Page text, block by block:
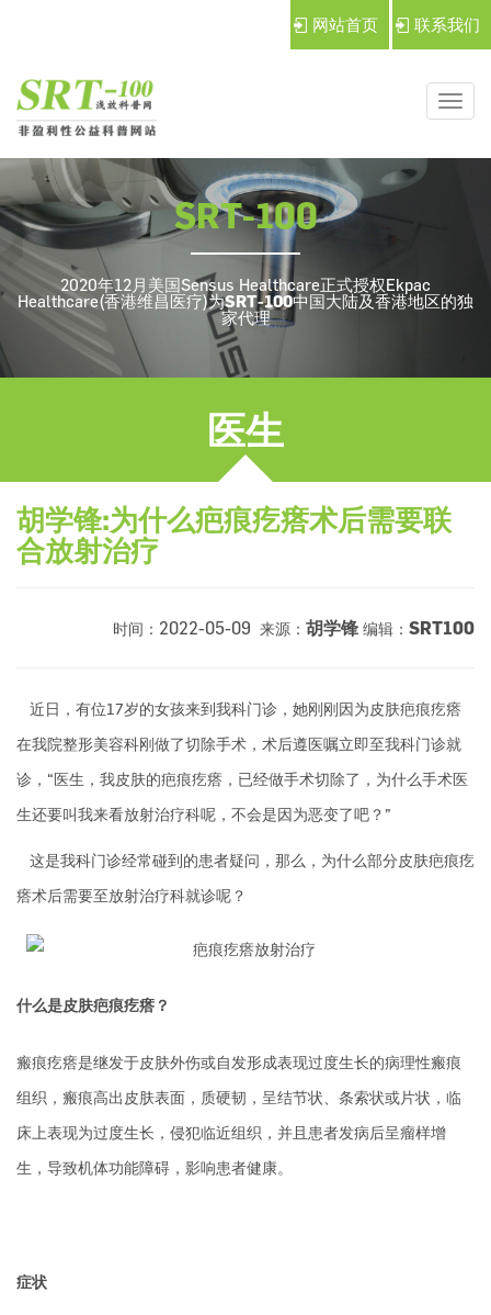
网站首页 联系我们
导
SRT-100
2020年12月美国Sensus Healthcare正式授权Ekpac
Healthcare(香港维昌医疗)为SRT-100中国大陆及香港地区的独
家代理
医生
胡学锋:为什么疤痕疙瘩术后需要联
合放射治疗
时间： 2022-05-09 来源： 胡学锋 编辑： SRT100
近日，有位17岁的女孩来到我科门诊，她刚刚因为皮肤疤痕疙瘩
在我院整形美容科刚做了切除手术，术后遵医嘱立即至我科门诊就
诊，“医生，我皮肤的疤痕疙瘩，已经做手术切除了，为什么手术医
生还要叫我来看放射治疗科呢，不会是因为恶变了吧？”
这是我科门诊经常碰到的患者疑问，那么，为什么部分皮肤疤痕疙
瘩术后需要至放射治疗科就诊呢？
什么是皮肤疤痕疙瘩？
瘢痕疙瘩是继发于皮肤外伤或自发形成表现过度生长的病理性瘢痕
组织，瘢痕高出皮肤表面，质硬韧，呈结节状、条索状或片状，临
床上表现为过度生长，侵犯临近组织，并且患者发病后呈瘤样增
生，导致机体功能障碍，影响患者健康。
症状